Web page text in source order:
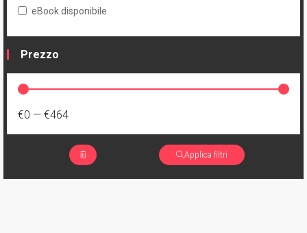
eBook disponibile
Prezzo
€0 — €464
Applica filtri